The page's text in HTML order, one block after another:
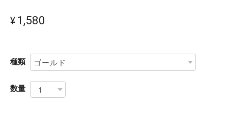
¥1,580
種類
数量